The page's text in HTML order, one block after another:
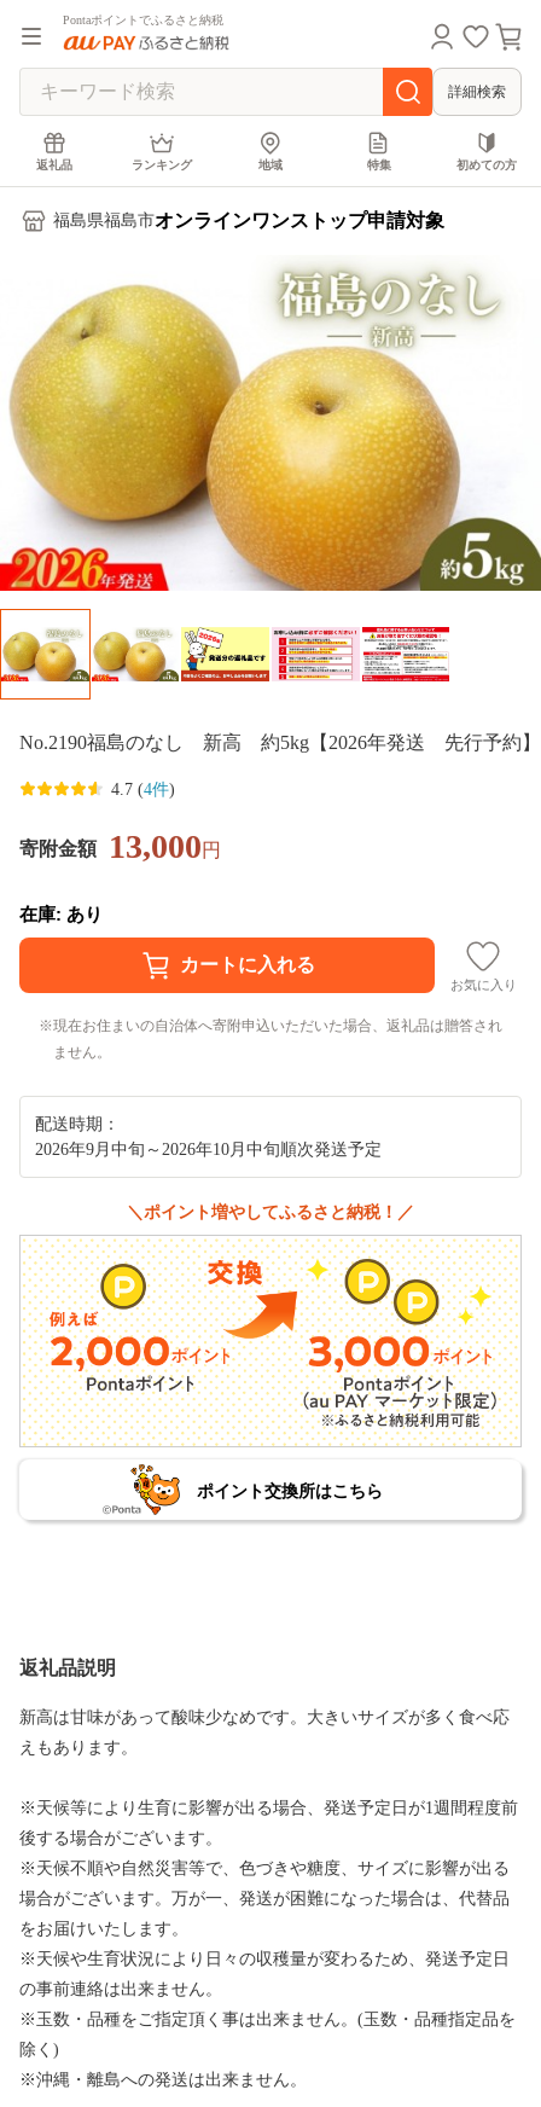
Pontaポイントでふるさと納税
詳細検索
返礼品 ランキング 地域 特集 初めての方
福島県福島市オンラインワンストップ申請対象
No.2190福島のなし 新高 約5kg【2026年発送 先行予約】
4.7 (4件)
寄附金額 13,000円
在庫: あり
お気に入り
現在お住まいの自治体へ寄附申込いただいた場合、返礼品は贈答され
ません。
配送時期：
2026年9月中旬～2026年10月中旬順次発送予定
＼ポイント増やしてふるさと納税！／
ポイント交換所はこちら
返礼品説明
新高は甘味があって酸味少なめです。大きいサイズが多く食べ応
えもあります。
※天候等により生育に影響が出る場合、発送予定日が1週間程度前
後する場合がございます。
※天候不順や自然災害等で、色づきや糖度、サイズに影響が出る
場合がございます。万が一、発送が困難になった場合は、代替品
をお届けいたします。
※天候や生育状況により日々の収穫量が変わるため、発送予定日
の事前連絡は出来ません。
※玉数・品種をご指定頂く事は出来ません。(玉数・品種指定品を
除く)
※沖縄・離島への発送は出来ません。